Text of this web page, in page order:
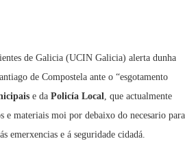
de Galicia (UCIN Galicia) alerta dunha
de Compostela ante o “esgotamento
e da Policía Local
, que actualmente
e materiais moi por debaixo do necesario para
emerxencias e á seguridade cidadá.